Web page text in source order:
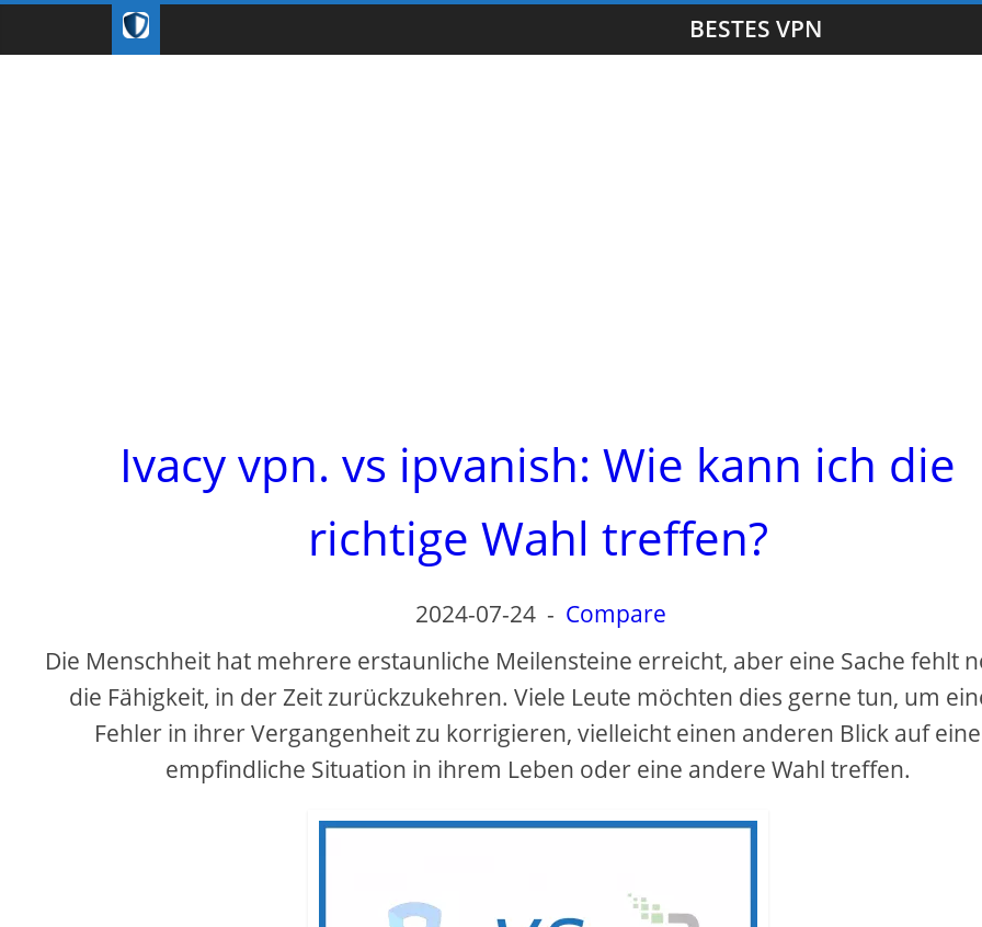
BESTES VPN
Ivacy vpn. vs ipvanish: Wie kann ich die
richtige Wahl treffen?
2024-07-24- Compare
Die Menschheit hat mehrere erstaunliche Meilensteine ​​erreicht, aber eine Sache fehlt
die Fähigkeit, in der Zeit zurückzukehren. Viele Leute möchten dies gerne tun, um
Fehler in ihrer Vergangenheit zu korrigieren, vielleicht einen anderen Blick auf eine
empfindliche Situation in ihrem Leben oder eine andere Wahl treffen.